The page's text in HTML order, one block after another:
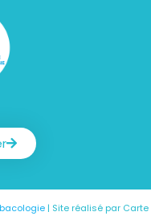
| Site réalisé par Carte